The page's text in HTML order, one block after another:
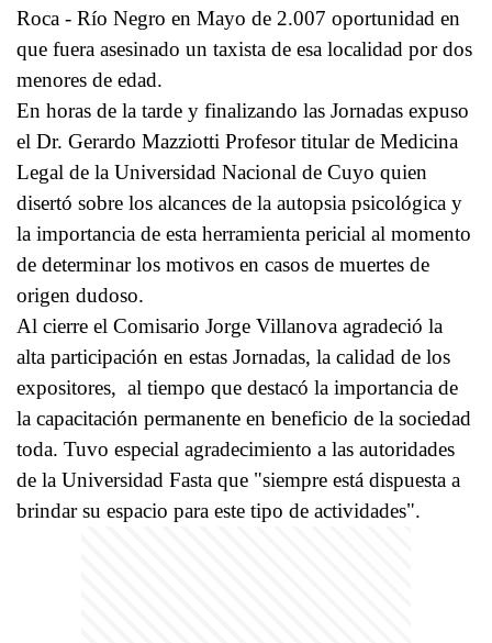
Roca - Río Negro en Mayo de 2.007 oportunidad en
que fuera asesinado un taxista de esa localidad por dos
menores de edad.
En horas de la tarde y finalizando las Jornadas expuso
el Dr. Gerardo Mazziotti Profesor titular de Medicina
Legal de la Universidad Nacional de Cuyo quien
disertó sobre los alcances de la autopsia psicológica y
la importancia de esta herramienta pericial al momento
de determinar los motivos en casos de muertes de
origen dudoso.
Al cierre el Comisario Jorge Villanova agradeció la
alta participación en estas Jornadas, la calidad de los
expositores, al tiempo que destacó la importancia de
la capacitación permanente en beneficio de la sociedad
toda. Tuvo especial agradecimiento a las autoridades
de la Universidad Fasta que "siempre está dispuesta a
brindar su espacio para este tipo de actividades".